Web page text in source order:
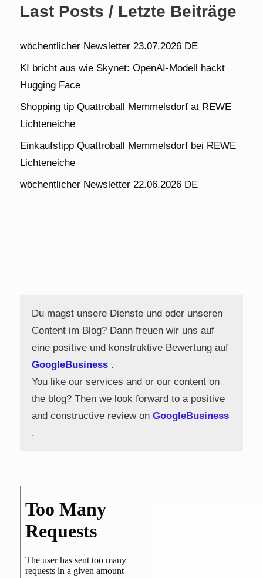
Last Posts / Letzte Beiträge
wöchentlicher Newsletter 23.07.2026 DE
KI bricht aus wie Skynet: OpenAI-Modell hackt
Hugging Face
Shopping tip Quattroball Memmelsdorf at REWE
Lichteneiche
Einkaufstipp Quattroball Memmelsdorf bei REWE
Lichteneiche
wöchentlicher Newsletter 22.06.2026 DE
Du magst unsere Dienste und oder unseren
Content im Blog? Dann freuen wir uns auf
eine positive und konstruktive Bewertung auf
GoogleBusiness .
You like our services and or our content on
the blog? Then we look forward to a positive
and constructive review on GoogleBusiness
.